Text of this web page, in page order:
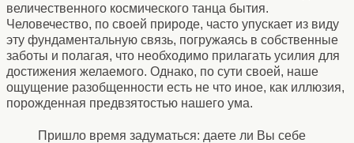
величественного космического танца бытия.
Человечество, по своей природе, часто упускает из виду
эту фундаментальную связь, погружаясь в собственные
заботы и полагая, что необходимо прилагать усилия для
достижения желаемого. Однако, по сути своей, наше
ощущение разобщенности есть не что иное, как иллюзия,
порожденная предвзятостью нашего ума.
Пришло время задуматься: даете ли Вы себе